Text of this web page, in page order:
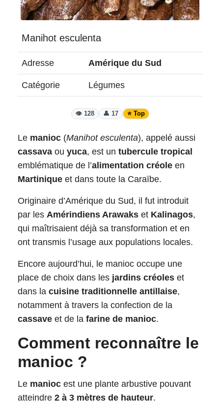
Manihot esculenta
Adresse Amérique du Sud
Catégorie Légumes
👁️ 128 👤 17 ⭐ Top
Le manioc (Manihot esculenta), appelé aussi
cassava ou yuca, est un tubercule tropical
emblématique de l’alimentation créole en
Martinique et dans toute la Caraïbe.
Originaire d’Amérique du Sud, il fut introduit
par les Amérindiens Arawaks et Kalinagos,
qui maîtrisaient déjà sa transformation et en
ont transmis l’usage aux populations locales.
Encore aujourd’hui, le manioc occupe une
place de choix dans les jardins créoles et
dans la cuisine traditionnelle antillaise,
notamment à travers la confection de la
cassave et de la farine de manioc.
Comment reconnaître le
manioc ?
Le manioc est une plante arbustive pouvant
atteindre 2 à 3 mètres de hauteur.